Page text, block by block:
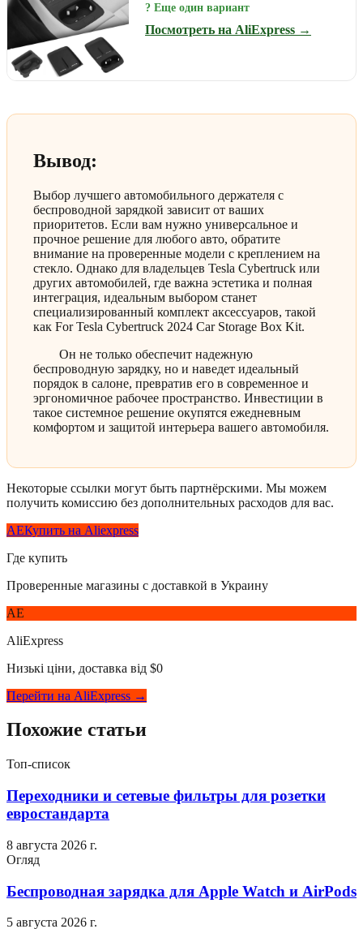
? Еще один вариант
Посмотреть на AliExpress →
Вывод:
Выбор лучшего автомобильного держателя с
беспроводной зарядкой зависит от ваших
приоритетов. Если вам нужно универсальное и
прочное решение для любого авто, обратите
внимание на проверенные модели с креплением на
стекло. Однако для владельцев Tesla Cybertruck или
других автомобилей, где важна эстетика и полная
интеграция, идеальным выбором станет
специализированный комплект аксессуаров, такой
как For Tesla Cybertruck 2024 Car Storage Box Kit.
Он не только обеспечит надежную
беспроводную зарядку, но и наведет идеальный
порядок в салоне, превратив его в современное и
эргономичное рабочее пространство. Инвестиции в
такое системное решение окупятся ежедневным
комфортом и защитой интерьера вашего автомобиля.
Некоторые ссылки могут быть партнёрскими. Мы можем
получить комиссию без дополнительных расходов для вас.
AEКупить на Aliexpress
Где купить
Проверенные магазины с доставкой в Украину
AE
AliExpress
Низькі ціни, доставка від $0
Перейти на AliExpress →
Похожие статьи
Топ-список
Переходники и сетевые фильтры для розетки
евростандарта
8 августа 2026 г.
Огляд
Беспроводная зарядка для Apple Watch и AirPods
5 августа 2026 г.